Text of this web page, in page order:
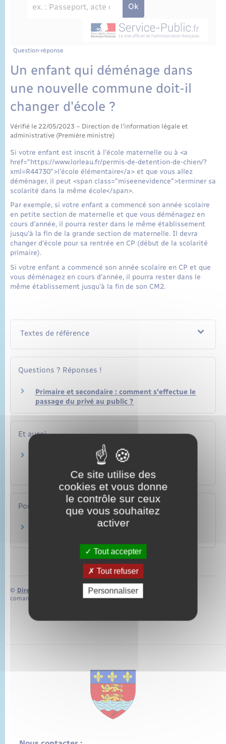
État civil
Cimetière communal
Question-réponse
Un enfant qui déménage dans
une nouvelle commune doit-il
changer d'école ?
Vérifié le 22/05/2023 – Direction de l'information légale et
administrative (Première ministre)
Si votre enfant est inscrit à l'école maternelle ou à <a
href="https://www.lorleau.fr/permis-de-detention-de-chien/?
xml=R44730">l'école élémentaire</a> et que vous allez
déménager, il peut <span class="miseenevidence">terminer sa
scolarité dans la même école</span>.
Par exemple, si votre enfant a commencé son année scolaire
en petite section de maternelle et que vous déménagez en
cours d'année, il pourra rester dans le même établissement
jusqu'à la fin de la grande section de maternelle. Il devra
changer d'école pour sa rentrée en CP (début de la scolarité
primaire).
Si votre enfant a commencé son année scolaire en CP et que
vous déménagez en cours d'année, il pourra rester dans le
même établissement jusqu'à la fin de son CM2.
Textes de référence
Questions ? Réponses !
Primaire et secondaire : comment s'effectue le
passage du privé au public ?
Et aussi
Inscription à l'école d'un enfant après un
Famille – Scolarité
Pour en savoir plus
Les parents à l'école
© Direction de l’information légale et administrative
comarquage developpé parbaseo.io
Ce site utilise des
cookies et vous donne
le contrôle sur ceux
que vous souhaitez
activer
Tout accepter
Tout refuser
Personnaliser